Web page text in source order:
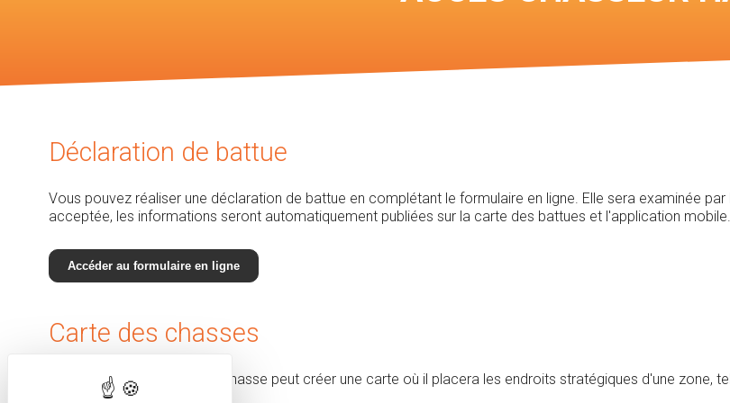
Déclaration de battue
Vous pouvez réaliser une déclaration de battue en complétant le formulaire en ligne. Elle sera examinée
acceptée, les informations seront automatiquement publiées sur la carte des battues et l'application mobile.
Accéder au formulaire en ligne
Carte des chasses
Seul le locataire d'un lot de chasse peut créer une carte où il placera les endroits stratégiques d'une zone,
et traqueurs.